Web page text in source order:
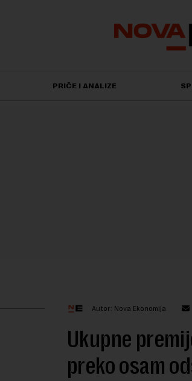
PRIČE I ANALIZE
Autor: Nova Ekonomija
Ukupne
preko osam